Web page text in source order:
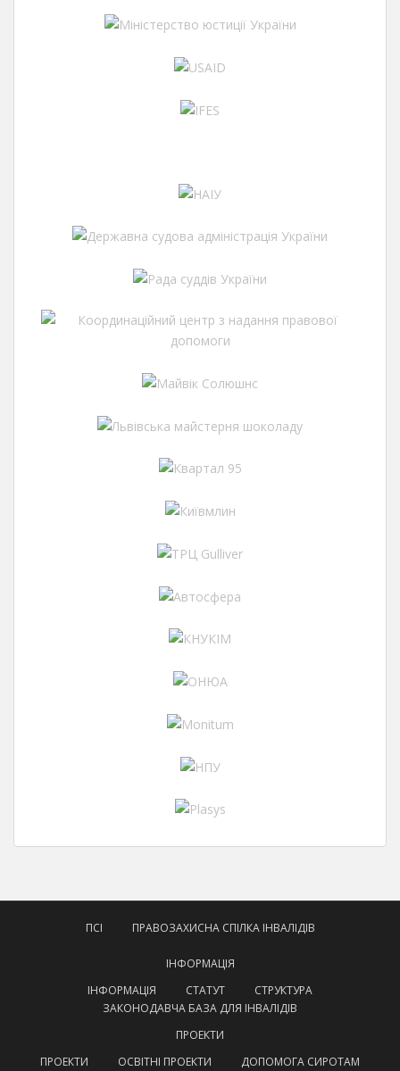
ПСІ ПРАВОЗАХИСНА СПІЛКА ІНВАЛІДІВ
ІНФОРМАЦІЯ
ІНФОРМАЦІЯ
СТАТУТ
СТРУКТУРА
ЗАКОНОДАВЧА БАЗА ДЛЯ ІНВАЛІДІВ
ПРОЕКТИ
ПРОЕКТИ
ОСВІТНІ ПРОЕКТИ ДОПОМОГА СИРОТАМ